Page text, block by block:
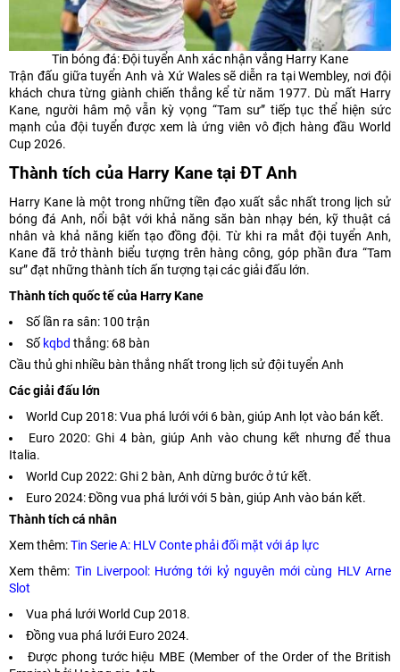
Tin bóng đá: Đội tuyển Anh xác nhận vắng Harry Kane
Trận đấu giữa tuyển Anh và Xứ Wales sẽ diễn ra tại Wembley, nơi đội
khách chưa từng giành chiến thắng kể từ năm 1977. Dù mất Harry
Kane, người hâm mộ vẫn kỳ vọng “Tam sư” tiếp tục thể hiện sức
mạnh của đội tuyển được xem là ứng viên vô địch hàng đầu World
Cup 2026.
Thành tích của Harry Kane tại ĐT Anh
Harry Kane là một trong những tiền đạo xuất sắc nhất trong lịch sử
bóng đá Anh, nổi bật với khả năng săn bàn nhạy bén, kỹ thuật cá
nhân và khả năng kiến tạo đồng đội. Từ khi ra mắt đội tuyển Anh,
Kane đã trở thành biểu tượng trên hàng công, góp phần đưa “Tam
sư” đạt những thành tích ấn tượng tại các giải đấu lớn.
Thành tích quốc tế của Harry Kane
Số lần ra sân: 100 trận
Số kqbd thắng: 68 bàn
Cầu thủ ghi nhiều bàn thắng nhất trong lịch sử đội tuyển Anh
Các giải đấu lớn
World Cup 2018: Vua phá lưới với 6 bàn, giúp Anh lọt vào bán kết.
Euro 2020: Ghi 4 bàn, giúp Anh vào chung kết nhưng để thua
Italia.
World Cup 2022: Ghi 2 bàn, Anh dừng bước ở tứ kết.
Euro 2024: Đồng vua phá lưới với 5 bàn, giúp Anh vào bán kết.
Thành tích cá nhân
Xem thêm:Tin Serie A: HLV Conte phải đối mặt với áp lực
Xem thêm: Tin Liverpool: Hướng tới kỷ nguyên mới cùng HLV Arne
Slot
Vua phá lưới World Cup 2018.
Đồng vua phá lưới Euro 2024.
Được phong tước hiệu MBE (Member of the Order of the British